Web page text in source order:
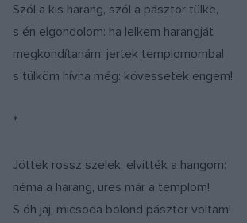
Szól a kis harang, szól a pásztor tülke,
s én elgondolom: ha lelkem harangját
megkondítanám: jertek templomomba!
s tülköm hívna még: kövessetek engem!
*
Jöttek rossz szelek, elvitték a hangom:
néma a harang, üres már a templom!
S óh jaj, micsoda bolond pásztor voltam!